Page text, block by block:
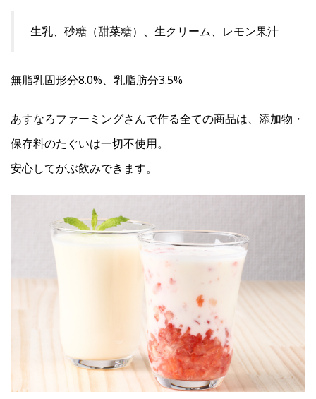
生乳、砂糖（甜菜糖）、生クリーム、レモン果汁
無脂乳固形分8.0%、乳脂肪分3.5%
あすなろファーミングさんで作る全ての商品は、添加物・
保存料のたぐいは一切不使用。
安心してがぶ飲みできます。